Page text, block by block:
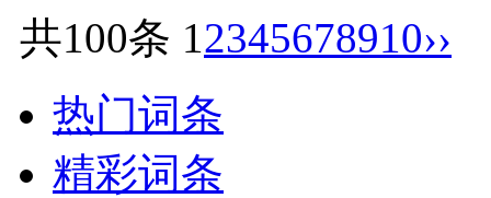
共100条 12345678910››
热门词条
精彩词条